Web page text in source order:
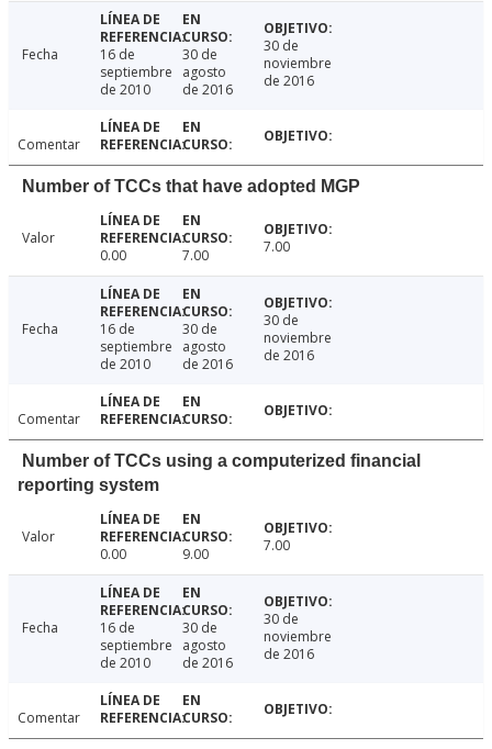
Fecha
16 de
septiembre
de 2010
30 de
agosto
de 2016
30 de
noviembre
de 2016
Comentar
Number of TCCs that have adopted MGP
Valor
0.00
7.00 7.00
Fecha
16 de
septiembre
de 2010
30 de
agosto
de 2016
30 de
noviembre
de 2016
Comentar
Number of TCCs using a computerized financial
reporting system
Valor
0.00
9.00 7.00
Fecha
16 de
septiembre
de 2010
30 de
agosto
de 2016
30 de
noviembre
de 2016
Comentar